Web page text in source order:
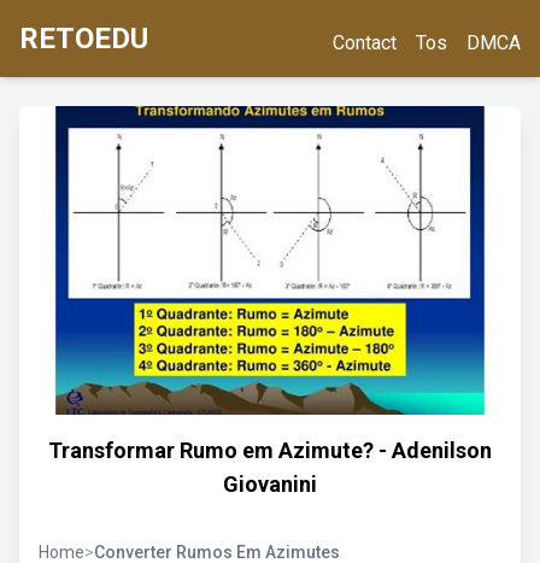
RETOEDU Contact Tos DMCA
Transformar Rumo em Azimute? - Adenilson
Giovanini
Home>Converter Rumos Em Azimutes